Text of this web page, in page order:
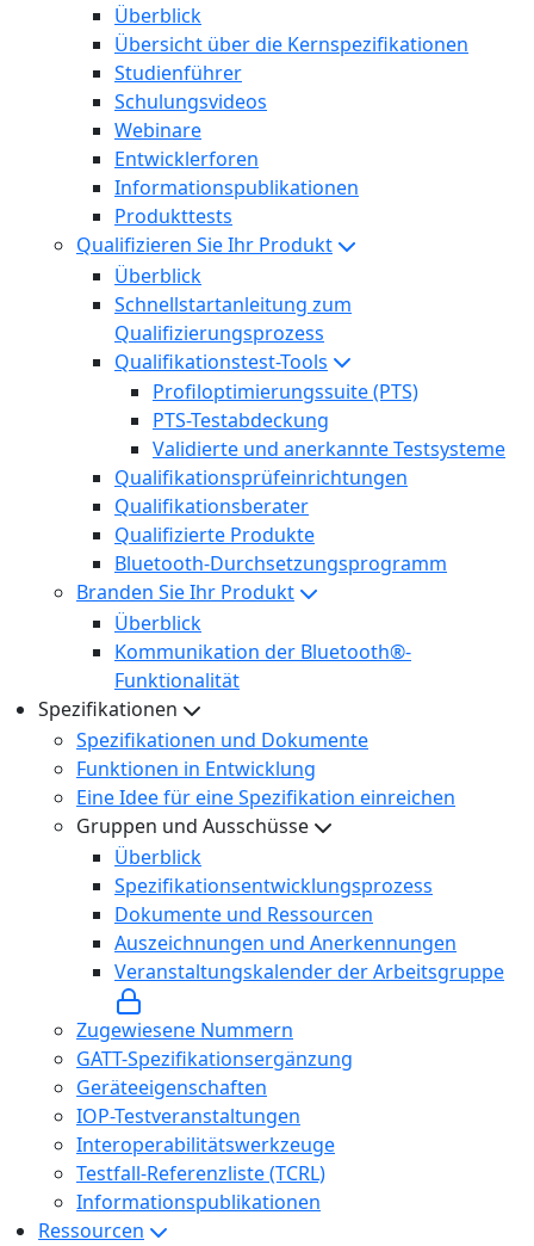
Überblick
Übersicht über die Kernspezifikationen
Studienführer
Schulungsvideos
Webinare
Entwicklerforen
Informationspublikationen
Produkttests
Qualifizieren Sie Ihr Produkt
Überblick
Schnellstartanleitung zum
Qualifizierungsprozess
Qualifikationstest-Tools
Profiloptimierungssuite (PTS)
PTS-Testabdeckung
Validierte und anerkannte Testsysteme
Qualifikationsprüfeinrichtungen
Qualifikationsberater
Qualifizierte Produkte
Bluetooth-Durchsetzungsprogramm
Branden Sie Ihr Produkt
Überblick
Kommunikation der Bluetooth®-
Funktionalität
Spezifikationen
Spezifikationen und Dokumente
Funktionen in Entwicklung
Eine Idee für eine Spezifikation einreichen
Gruppen und Ausschüsse
Überblick
Spezifikationsentwicklungsprozess
Dokumente und Ressourcen
Auszeichnungen und Anerkennungen
Veranstaltungskalender der Arbeitsgruppe
Zugewiesene Nummern
GATT-Spezifikationsergänzung
Geräteeigenschaften
IOP-Testveranstaltungen
Interoperabilitätswerkzeuge
Testfall-Referenzliste (TCRL)
Informationspublikationen
Ressourcen